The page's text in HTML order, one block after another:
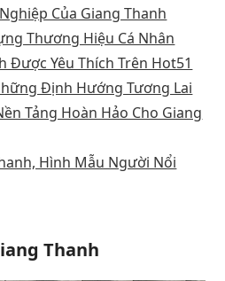
Của Giang Thanh
Thương Hiệu Cá Nhân
Được Yêu Thích Trên Hot51
Định Hướng Tương Lai
Tảng Hoàn Hảo Cho Giang
Hình Mẫu Người Nổi
Thanh